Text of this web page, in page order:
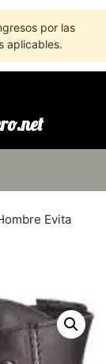
por las
aplicables.
Evita